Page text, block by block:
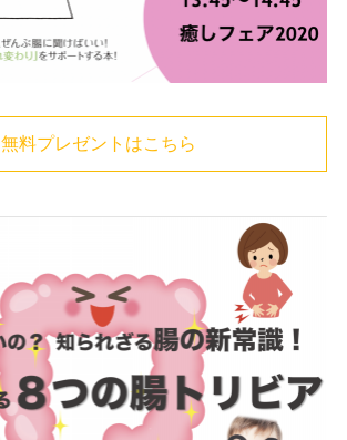
無料プレゼントはこちら